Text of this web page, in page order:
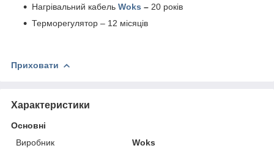
Нагрівальний кабель Woks – 20 років
Терморегулятор – 12 місяців
Приховати
Характеристики
Основні
Виробник
Woks